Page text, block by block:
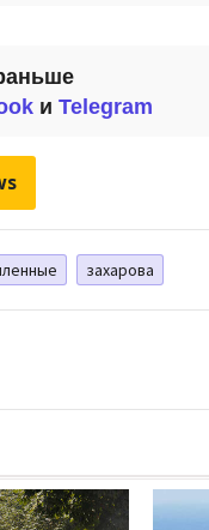
и Telegram
захарова